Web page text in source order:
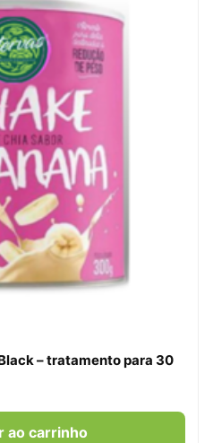
– tratamento para 30
ao carrinho